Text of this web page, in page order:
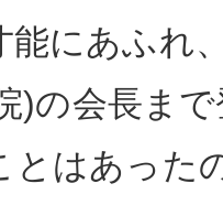
能にあふれ
)の会長ま
とはあった